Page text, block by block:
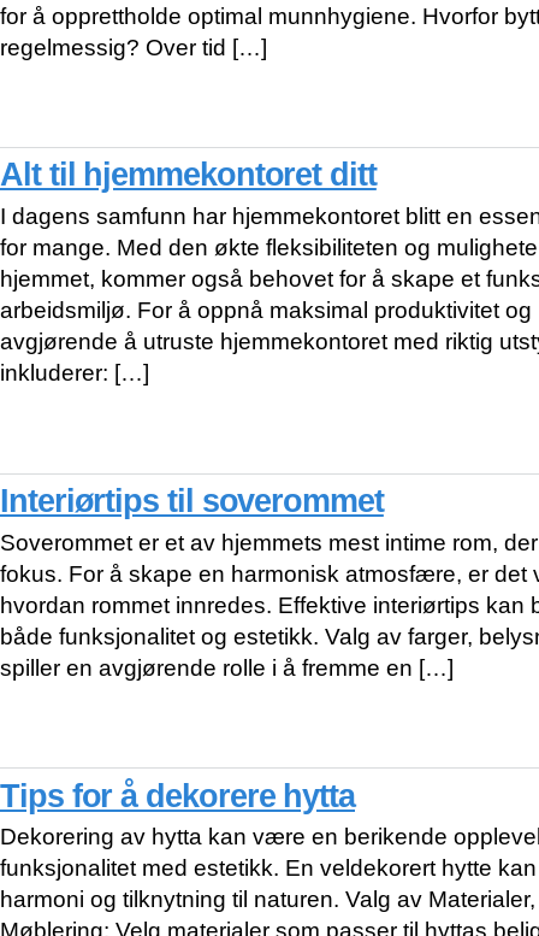
for å opprettholde optimal munnhygiene. Hvorfor
regelmessig? Over tid […]
Alt til hjemmekontoret ditt
I dagens samfunn har hjemmekontoret blitt en
for mange. Med den økte fleksibiliteten og
hjemmet, kommer også behovet for å skape et
arbeidsmiljø. For å oppnå maksimal produktivitet og
avgjørende å utruste hjemmekontoret med riktig
inkluderer: […]
Interiørtips til soverommet
Soverommet er et av hjemmets mest intime rom,
fokus. For å skape en harmonisk atmosfære, er det
hvordan rommet innredes. Effektive interiørtips kan
både funksjonalitet og estetikk. Valg av farger,
spiller en avgjørende rolle i å fremme en […]
Tips for å dekorere hytta
Dekorering av hytta kan være en berikende
funksjonalitet med estetikk. En veldekorert hytte
harmoni og tilknytning til naturen. Valg av
Møblering: Velg materialer som passer til hyttas